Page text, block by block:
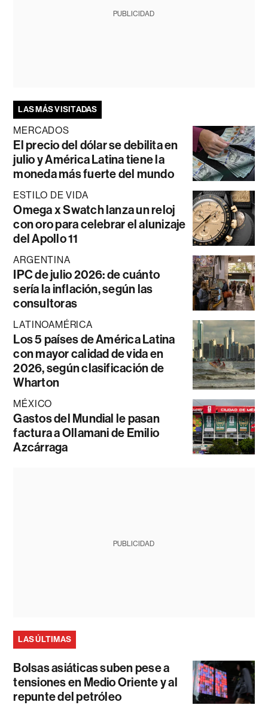
PUBLICIDAD
LAS MÁS VISITADAS
MERCADOS
El precio del dólar se debilita en
julio y América Latina tiene la
moneda más fuerte del mundo
ESTILO DE VIDA
Omega x Swatch lanza un reloj
con oro para celebrar el alunizaje
del Apollo 11
ARGENTINA
IPC de julio 2026: de cuánto
sería la inflación, según las
consultoras
LATINOAMÉRICA
Los 5 países de América Latina
con mayor calidad de vida en
2026, según clasificación de
Wharton
MÉXICO
Gastos del Mundial le pasan
factura a Ollamani de Emilio
Azcárraga
PUBLICIDAD
LAS ÚLTIMAS
Bolsas asiáticas suben pese a
tensiones en Medio Oriente y al
repunte del petróleo